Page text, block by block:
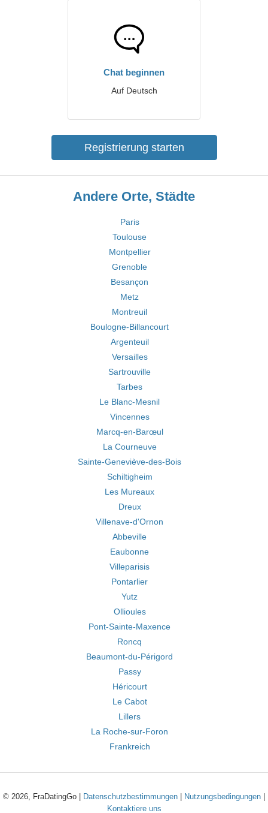
Chat beginnen
Auf Deutsch
Registrierung starten
Andere Orte, Städte
Paris
Toulouse
Montpellier
Grenoble
Besançon
Metz
Montreuil
Boulogne-Billancourt
Argenteuil
Versailles
Sartrouville
Tarbes
Le Blanc-Mesnil
Vincennes
Marcq-en-Barœul
La Courneuve
Sainte-Geneviève-des-Bois
Schiltigheim
Les Mureaux
Dreux
Villenave-d'Ornon
Abbeville
Eaubonne
Villeparisis
Pontarlier
Yutz
Ollioules
Pont-Sainte-Maxence
Roncq
Beaumont-du-Périgord
Passy
Héricourt
Le Cabot
Lillers
La Roche-sur-Foron
Frankreich
© 2026, FraDatingGo | Datenschutzbestimmungen Nutzungsbedingungen
Kontaktiere uns